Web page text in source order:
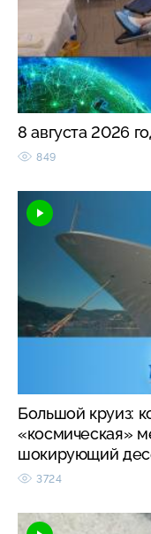
8 августа 2026
849
Большой круиз:
«космическая»
шокирующий
3724